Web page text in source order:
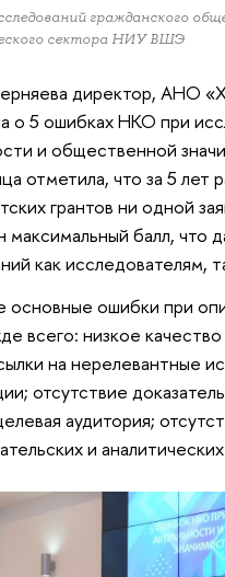
гражданского
сектора НИУ ВШЭ
директор, АНО
о 5 ошибках НКО при
и общественной
отметила, что за 5 лет
грантов ни одной
максимальный балл, что
как исследователям,
основные ошибки при
всего: низкое
на нерелевантные
отсутствие
аудитория;
и